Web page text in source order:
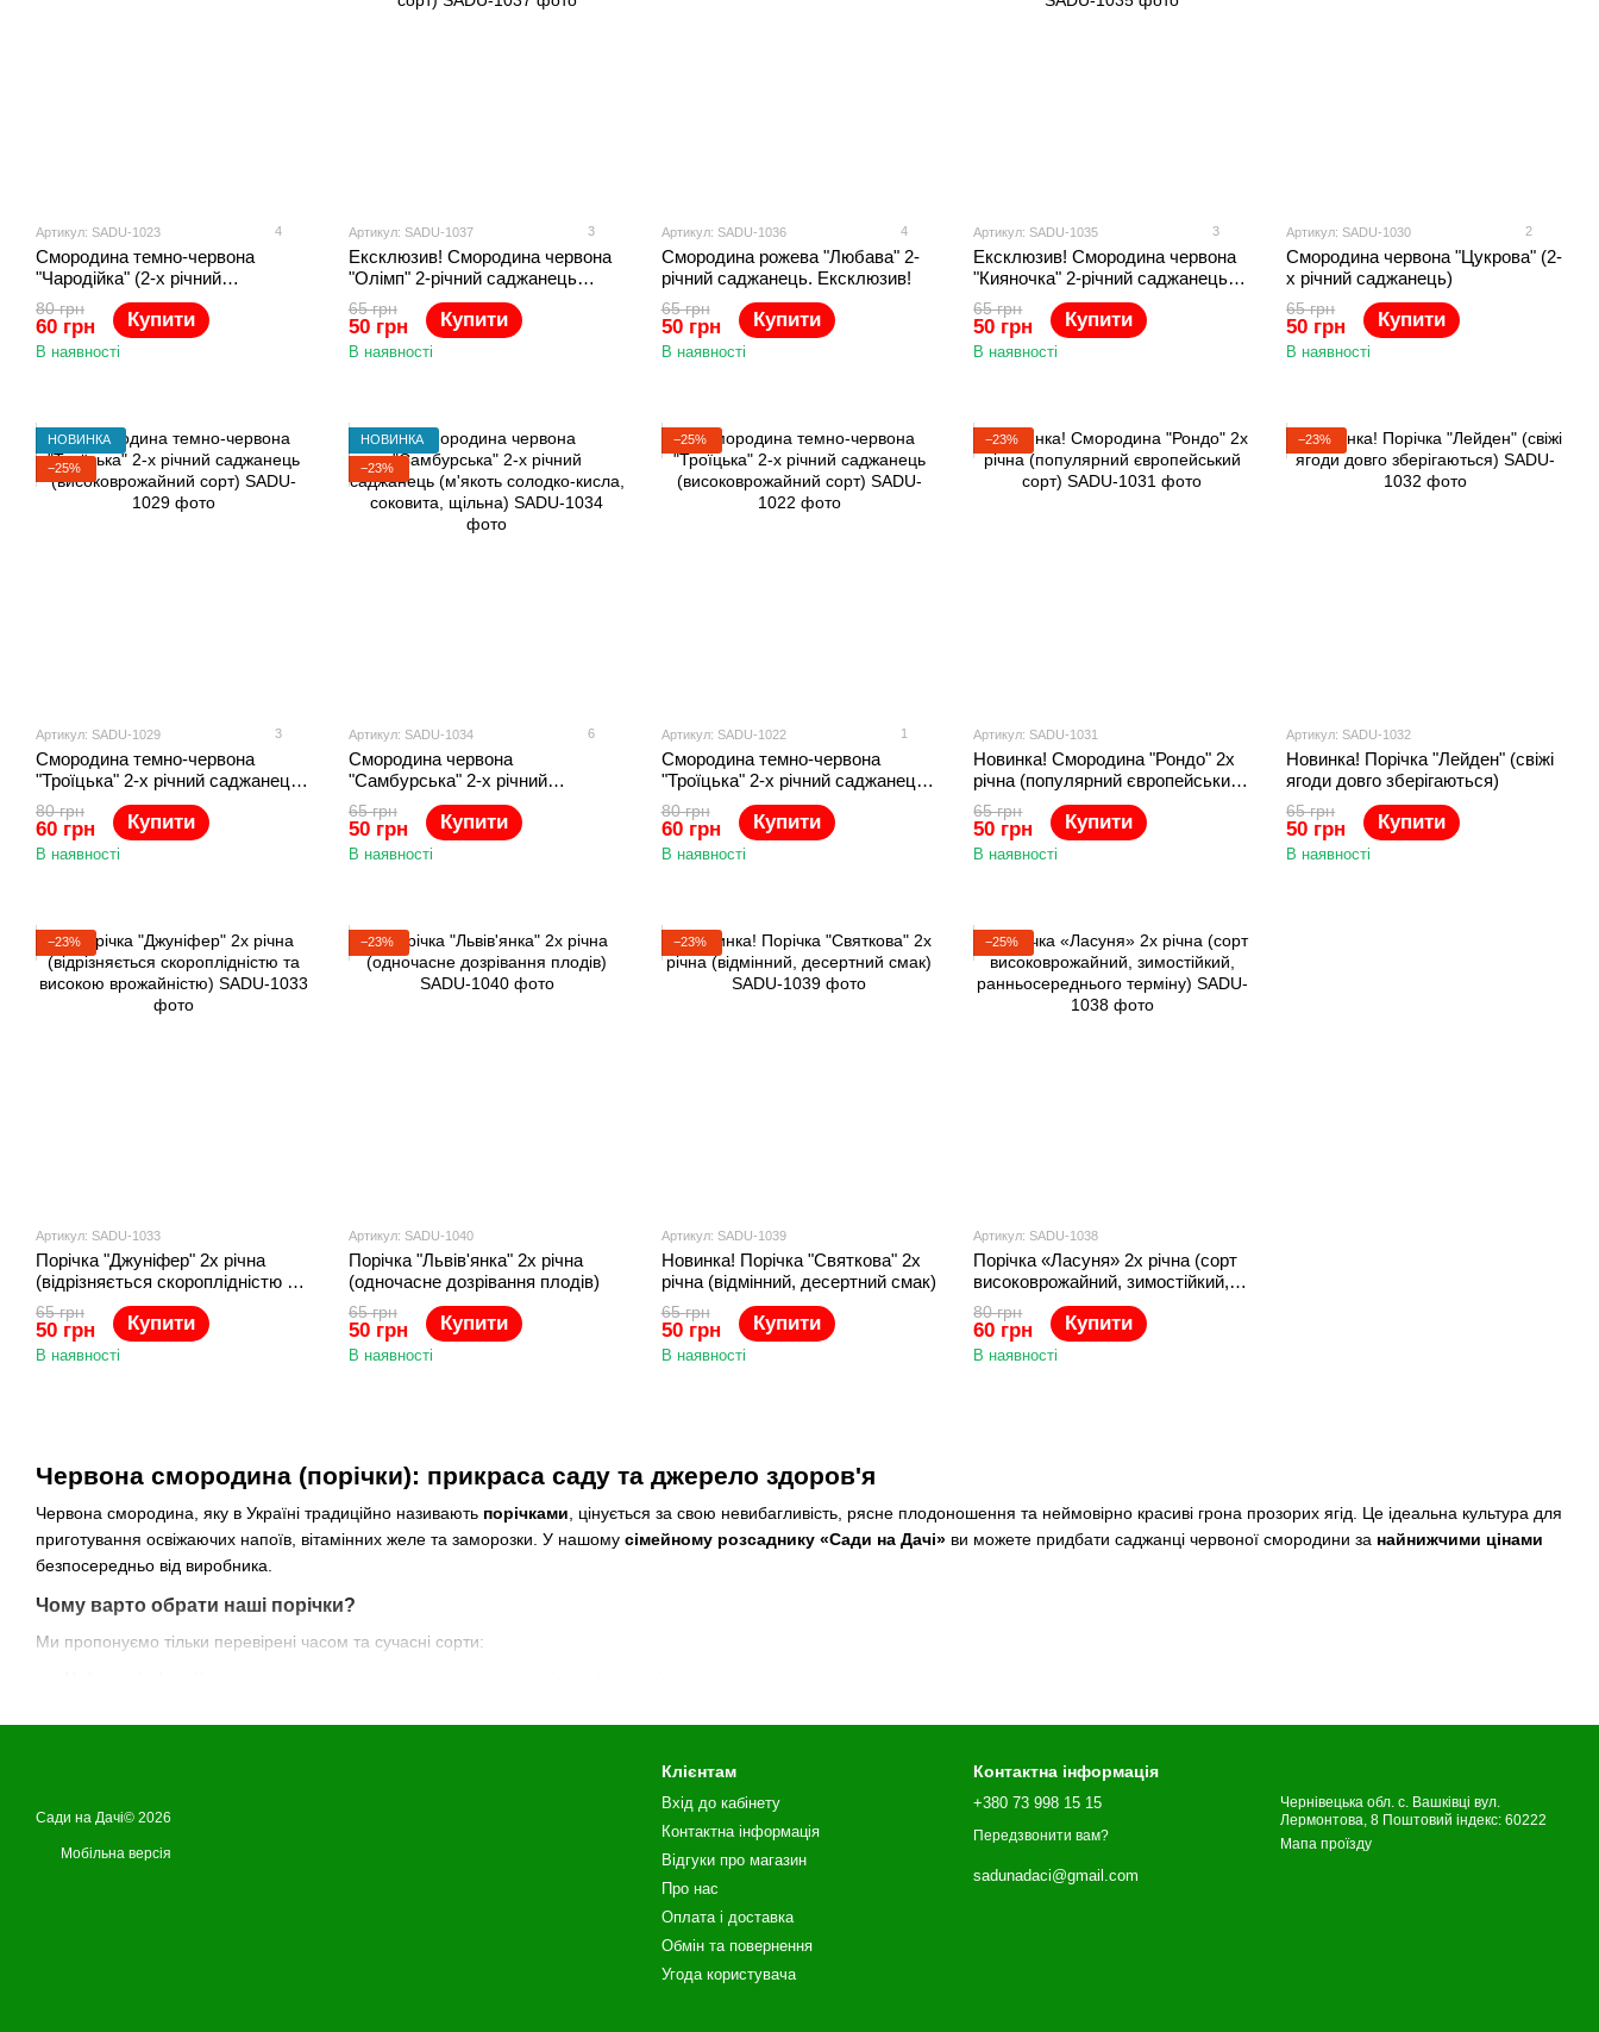
Червона смородина (порічки): прикраса саду та джерело здоров'я
Червона смородина, яку в Україні традиційно називають порічками, цінується за свою невибагливість, рясне плодоношення та неймовірно красиві грона прозорих ягід. Це ідеальна культура для
приготування освіжаючих напоїв, вітамінних желе та заморозки. У нашому сімейному розсаднику «Сади на Дачі» ви можете придбати саджанці червоної смородини за найнижчими цінами
безпосередньо від виробника.
Чому варто обрати наші порічки?
Ми пропонуємо тільки перевірені часом та сучасні сорти:
Замовляйте саджанці червоної смородини в «Сади на Дачі» — створіть яскравий та смачний сад разом з нами!
Артикул: SADU-1023 4
Смородина темно-червона
"Чародійка" (2-х річний
саджанець)
80 грн
60 грн Купити
В наявності
Артикул: SADU-1037 3
Ексклюзив! Смородина червона
"Олімп" 2-річний саджанець
(преміальний високоврожайний
сорт)
65 грн
50 грн Купити
В наявності
Артикул: SADU-1036 4
Смородина рожева "Любава" 2-
річний саджанець. Ексклюзив!
65 грн
50 грн Купити
В наявності
Артикул: SADU-1035 3
Ексклюзив! Смородина червона
"Кияночка" 2-річний саджанець
(стійкий до захворювань сорт)
65 грн
50 грн Купити
В наявності
Артикул: SADU-1030 2
Смородина червона "Цукрова" (2-
х річний саджанець)
65 грн
50 грн Купити
В наявності
НОВИНКА
−25%
Артикул: SADU-1029 3
Смородина темно-червона
"Троїцька" 2-х річний саджанець
(високоврожайний сорт)
80 грн
60 грн Купити
В наявності
НОВИНКА
−23%
Артикул: SADU-1034 6
Смородина червона
"Самбурська" 2-х річний
саджанець (м'якоть солодко-
кисла, соковита, щільна)
65 грн
50 грн Купити
В наявності
−25%
Артикул: SADU-1022 1
Смородина темно-червона
"Троїцька" 2-х річний саджанець
(високоврожайний сорт)
80 грн
60 грн Купити
В наявності
−23%
Артикул: SADU-1031
Новинка! Смородина "Рондо" 2х
річна (популярний європейський
сорт)
65 грн
50 грн Купити
В наявності
−23%
Артикул: SADU-1032
Новинка! Порічка "Лейден" (свіжі
ягоди довго зберігаються)
65 грн
50 грн Купити
В наявності
−23%
Артикул: SADU-1033
Порічка "Джуніфер" 2х річна
(відрізняється скороплідністю та
високою врожайністю)
65 грн
50 грн Купити
В наявності
−23%
Артикул: SADU-1040
Порічка "Львів'янка" 2х річна
(одночасне дозрівання плодів)
65 грн
50 грн Купити
В наявності
−23%
Артикул: SADU-1039
Новинка! Порічка "Святкова" 2х
річна (відмінний, десертний смак)
65 грн
50 грн Купити
В наявності
−25%
Артикул: SADU-1038
Порічка «Ласуня» 2х річна (сорт
високоврожайний, зимостійкий,
ранньосереднього терміну)
80 грн
60 грн Купити
В наявності
Сади на Дачі© 2026
Мобільна версія
Клієнтам
Вхід до кабінету
Контактна інформація
Відгуки про магазин
Про нас
Оплата і доставка
Обмін та повернення
Угода користувача
Контактна інформація
+380 73 998 15 15
Передзвонити вам?
sadunadaci@gmail.com
Чернівецька обл. с. Вашківці вул.
Лермонтова, 8 Поштовий індекс: 60222
Мапа проїзду